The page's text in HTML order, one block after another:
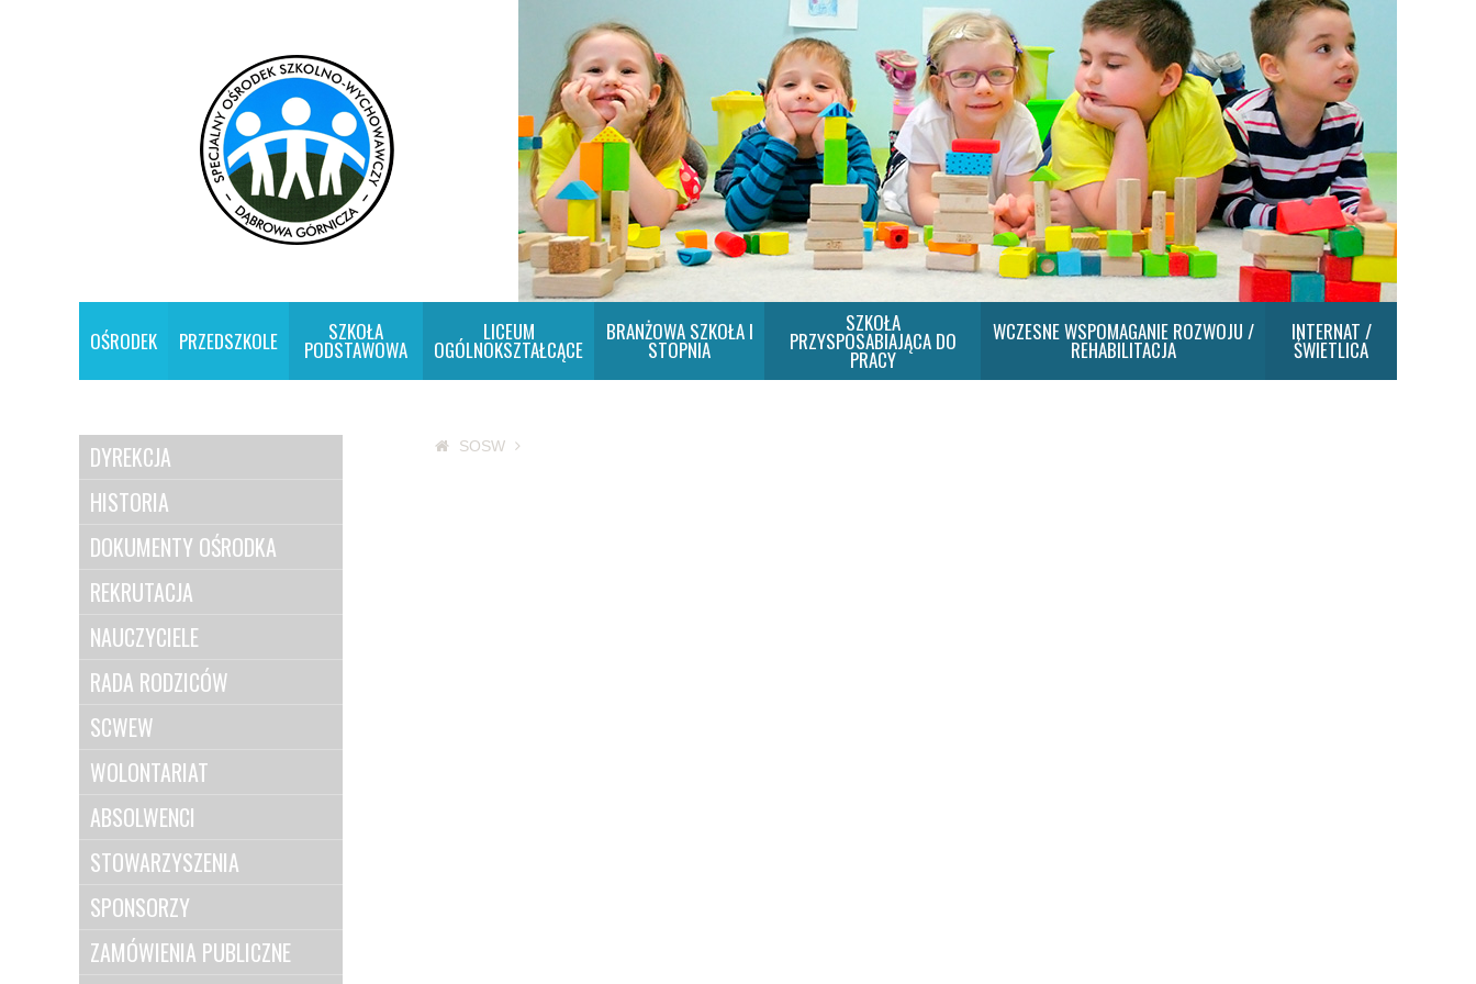
OŚRODEK PRZEDSZKOLE SZKOŁA
PODSTAWOWA
LICEUM
OGÓLNOKSZTAŁCĄCE
BRANŻOWA SZKOŁA I
STOPNIA
SZKOŁA
PRZYSPOSABIAJĄCA DO
PRACY
WCZESNE WSPOMAGANIE ROZWOJU /
REHABILITACJA
INTERNAT /
ŚWIETLICA
DYREKCJA
HISTORIA
DOKUMENTY OŚRODKA
REKRUTACJA
NAUCZYCIELE
RADA RODZICÓW
SCWEW
WOLONTARIAT
ABSOLWENCI
STOWARZYSZENIA
SPONSORZY
ZAMÓWIENIA PUBLICZNE
SOSW